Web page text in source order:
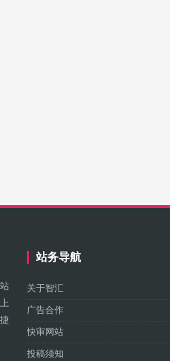
站务导航
关于智汇
广告合作
快审网站
投稿须知